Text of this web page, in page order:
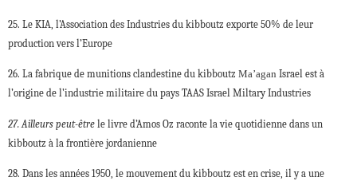
25. Le KIA, l’Association des Industries du kibboutz exporte 50% de leur
production vers l’Europe
26. La fabrique de munitions clandestine du kibboutz Ma’agan Israel est à
l’origine de l’industrie militaire du pays TAAS Israel Miltary Industries
27. Ailleurs peut-être le livre d’Amos Oz raconte la vie quotidienne dans un
kibboutz à la frontière jordanienne
28. Dans les années 1950, le mouvement du kibboutz est en crise, il y a une